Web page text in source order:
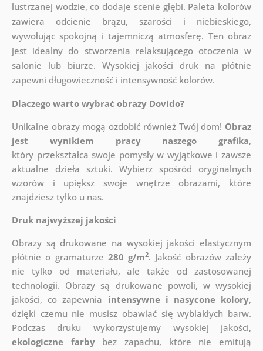
lustrzanej wodzie, co dodaje scenie głębi. Paleta kolorów
zawiera odcienie brązu, szarości i niebieskiego,
wywołując spokojną i tajemniczą atmosferę. Ten obraz
jest idealny do stworzenia relaksującego otoczenia w
salonie lub biurze. Wysokiej jakości druk na płótnie
zapewni długowieczność i intensywność kolorów.
Dlaczego warto wybrać obrazy Dovido?
Unikalne obrazy mogą ozdobić również Twój dom! Obraz
jest wynikiem pracy naszego grafika,
który przekształca swoje pomysły w wyjątkowe i zawsze
aktualne dzieła sztuki. Wybierz spośród oryginalnych
wzorów i upiększ swoje wnętrze obrazami, które
znajdziesz tylko u nas.
Druk najwyższej jakości
Obrazy są drukowane na wysokiej jakości elastycznym
płótnie o gramaturze 280 g/m2. Jakość obrazów zależy
nie tylko od materiału, ale także od zastosowanej
technologii. Obrazy są drukowane powoli, w wysokiej
jakości, co zapewnia intensywne i nasycone kolory,
dzięki czemu nie musisz obawiać się wyblakłych barw.
Podczas druku wykorzystujemy wysokiej jakości,
ekologiczne farbybez zapachu, które nie emitują